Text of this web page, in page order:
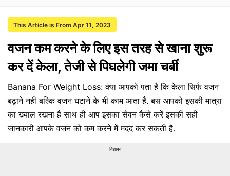
This Article is From Apr 11, 2023
वजन कम करने के लिए इस तरह से खाना शुरू
कर दें केला, तेजी से पिघलेगी जमा चर्बी
Banana For Weight Loss: क्या आपको पता है कि केला सिर्फ वजन
बढ़ाने नहीं बल्कि वजन घटाने के भी काम आता है. बस आपको इसकी मात्रा
का ख्याल रखना है साथ ही आप इसका सेवन कैसे करें इसकी सही
जानकारी आपके वजन को कम करने में मदद कर सकती है.
विज्ञापन